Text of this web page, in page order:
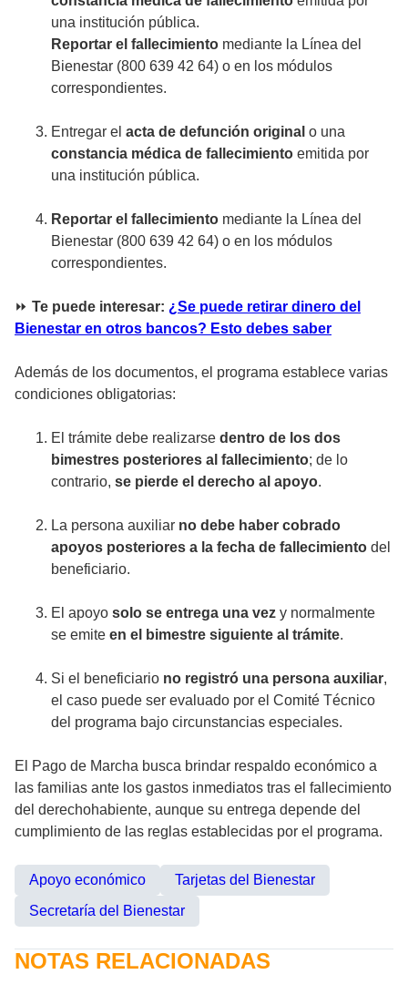
una institución pública.
Reportar el fallecimiento mediante la Línea del
Bienestar (800 639 42 64) o en los módulos
correspondientes.
Entregar el acta de defunción original o una
constancia médica de fallecimiento emitida por
una institución pública.
Reportar el fallecimiento mediante la Línea del
Bienestar (800 639 42 64) o en los módulos
correspondientes.
⏩ Te puede interesar: ¿Se puede retirar dinero del
Bienestar en otros bancos? Esto debes saber
Además de los documentos, el programa establece varias
condiciones obligatorias:
El trámite debe realizarse dentro de los dos
bimestres posteriores al fallecimiento; de lo
contrario, se pierde el derecho al apoyo.
La persona auxiliar no debe haber cobrado
apoyos posteriores a la fecha de fallecimiento del
beneficiario.
El apoyo solo se entrega una vez y normalmente
se emite en el bimestre siguiente al trámite.
Si el beneficiario no registró una persona auxiliar,
el caso puede ser evaluado por el Comité Técnico
del programa bajo circunstancias especiales.
El Pago de Marcha busca brindar respaldo económico a
las familias ante los gastos inmediatos tras el fallecimiento
del derechohabiente, aunque su entrega depende del
cumplimiento de las reglas establecidas por el programa.
Apoyo económico
Tarjetas del Bienestar
Secretaría del Bienestar
NOTAS RELACIONADAS